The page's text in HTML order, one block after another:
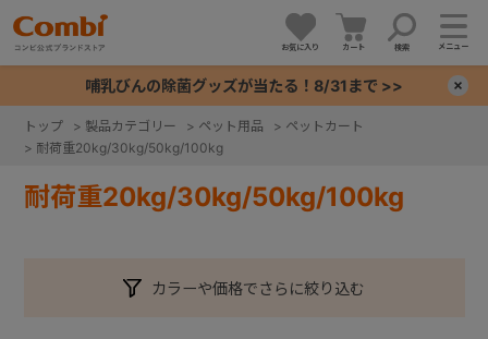
お気に入り カート 検索 メニュー
哺乳びんの除菌グッズが当たる！8/31まで >>
トップ > 製品カテゴリー > ペット用品 > ペットカート
> 耐荷重20kg/30kg/50kg/100kg
耐荷重20kg/30kg/50kg/100kg
カラーや価格でさらに絞り込む